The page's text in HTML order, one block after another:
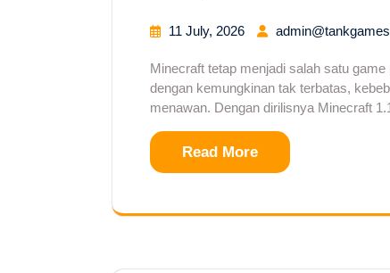
11 July, 2026
Minecraft tetap menjadi salah satu
dengan kemungkinan tak terbatas,
menawan. Dengan dirilisnya Minecraft
Read More